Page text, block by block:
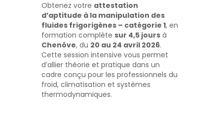
Obtenez votre attestation
d’aptitude à la manipulation des
fluides frigorigènes – catégorie 1, en
formation complète sur 4,5 jours à
Chenôve, du 20 au 24 avril 2026.
Cette session intensive vous permet
d’allier théorie et pratique dans un
cadre conçu pour les professionnels du
froid, climatisation et systèmes
thermodynamiques.